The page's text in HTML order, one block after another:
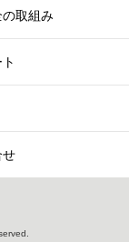
取組み
せ